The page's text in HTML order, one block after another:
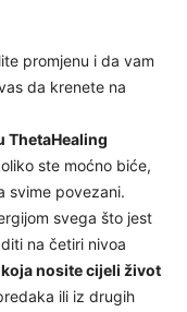
promjenu i da vam
da krenete na
ThetaHealing
ste moćno biće,
svime povezani.
svega što jest
na četiri nivoa
nosite cijeli život
ili iz drugih